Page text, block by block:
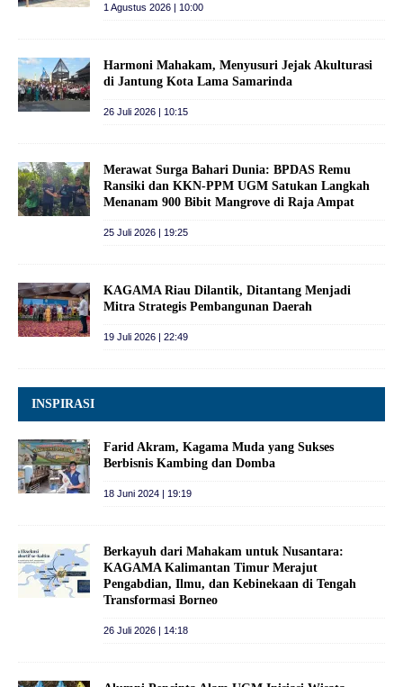
1 Agustus 2026 | 10:00
Harmoni Mahakam, Menyusuri Jejak Akulturasi
di Jantung Kota Lama Samarinda
26 Juli 2026 | 10:15
Merawat Surga Bahari Dunia: BPDAS Remu
Ransiki dan KKN-PPM UGM Satukan Langkah
Menanam 900 Bibit Mangrove di Raja Ampat
25 Juli 2026 | 19:25
KAGAMA Riau Dilantik, Ditantang Menjadi
Mitra Strategis Pembangunan Daerah
19 Juli 2026 | 22:49
INSPIRASI
Farid Akram, Kagama Muda yang Sukses
Berbisnis Kambing dan Domba
18 Juni 2024 | 19:19
Berkayuh dari Mahakam untuk Nusantara:
KAGAMA Kalimantan Timur Merajut
Pengabdian, Ilmu, dan Kebinekaan di Tengah
Transformasi Borneo
26 Juli 2026 | 14:18